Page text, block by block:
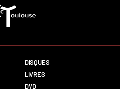
DISQUES
LIVRES
DVD